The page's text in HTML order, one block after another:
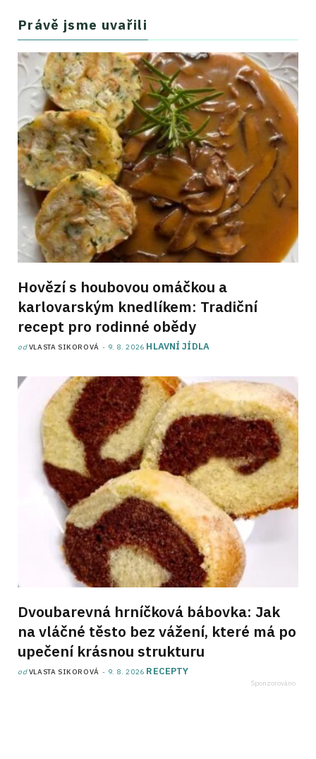
Právě jsme uvařili
Hovězí s houbovou omáčkou a
karlovarským knedlíkem: Tradiční
recept pro rodinné obědy
odVLASTA SIKOROVÁ 9. 8. 2026 HLAVNÍ JÍDLA
Dvoubarevná hrníčková bábovka: Jak
na vláčné těsto bez vážení, které má po
upečení krásnou strukturu
odVLASTA SIKOROVÁ 9. 8. 2026 RECEPTY